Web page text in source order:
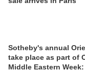
Sotheby's annual
take place as part of
Middle Eastern